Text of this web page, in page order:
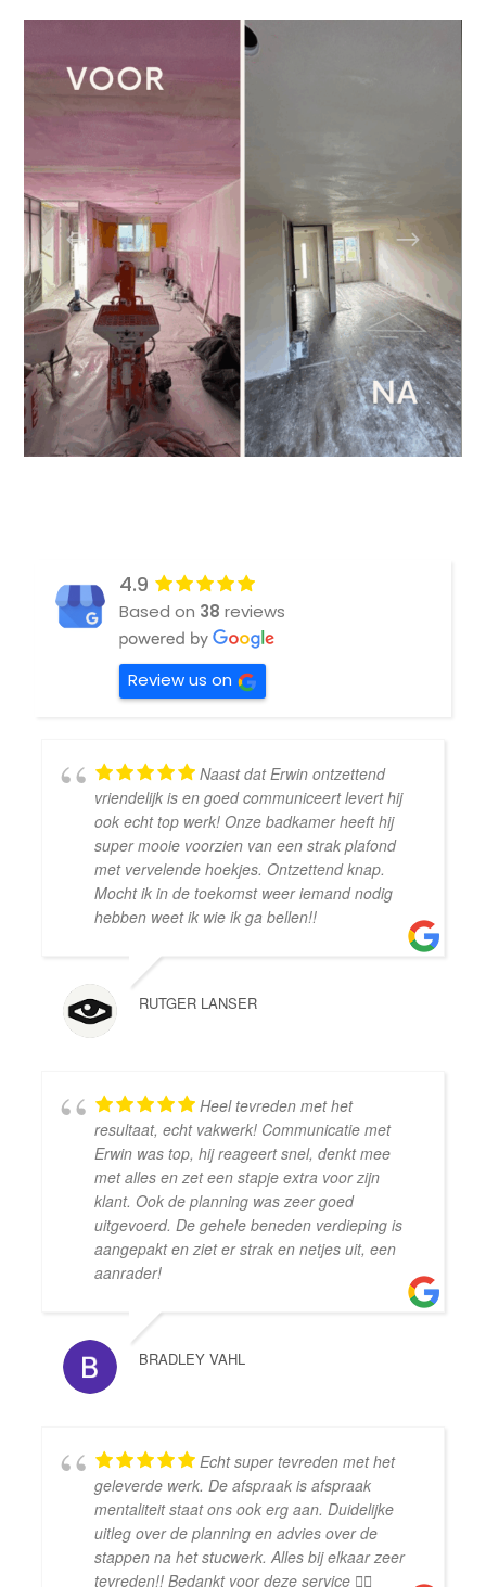
4.9
Based on 38 reviews
Review us on
Naast dat Erwin ontzettend
vriendelijk is en goed communiceert levert hij
ook echt top werk! Onze badkamer heeft hij
super mooie voorzien van een strak plafond
met vervelende hoekjes. Ontzettend knap.
Mocht ik in de toekomst weer iemand nodig
hebben weet ik wie ik ga bellen!!
RUTGER LANSER
Heel tevreden met het
resultaat, echt vakwerk! Communicatie met
Erwin was top, hij reageert snel, denkt mee
met alles en zet een stapje extra voor zijn
klant. Ook de planning was zeer goed
uitgevoerd. De gehele beneden verdieping is
aangepakt en ziet er strak en netjes uit, een
aanrader!
BRADLEY VAHL
Echt super tevreden met het
geleverde werk. De afspraak is afspraak
mentaliteit staat ons ook erg aan. Duidelijke
uitleg over de planning en advies over de
stappen na het stucwerk. Alles bij elkaar zeer
tevreden!! Bedankt voor deze service 👍🏻